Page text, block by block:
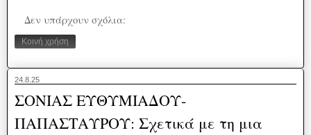
Δεν υπάρχουν σχόλια:
Κοινή χρήση
24.8.25
ΣΟΝΙΑΣ ΕΥΘΥΜΙΑΔΟΥ-
ΠΑΠΑΣΤΑΥΡΟΥ: Σχετικά με τη μια